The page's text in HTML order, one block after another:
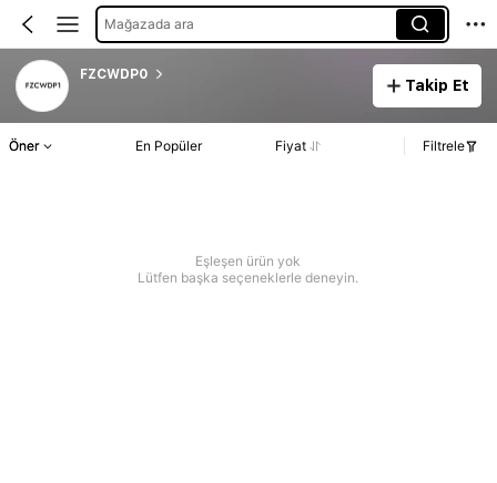
Mağazada ara
FZCWDP0
Takip Et
Öner En Popüler Fiyat Filtrele
Eşleşen ürün yok
Lütfen başka seçeneklerle deneyin.